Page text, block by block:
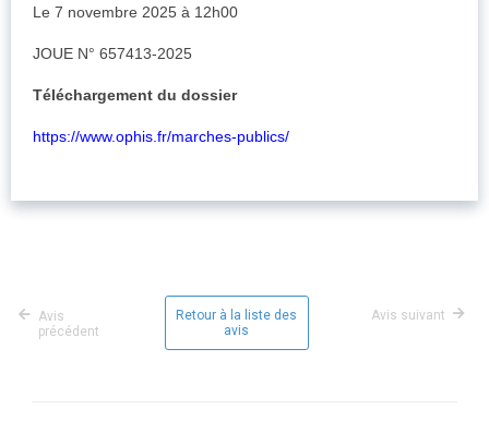
Le 7 novembre 2025 à 12h00
JOUE N° 657413-2025
Téléchargement du dossier
https://www.ophis.fr/marches-publics/
Avis
précédent
Retour à la liste des
avis
Avis suivant